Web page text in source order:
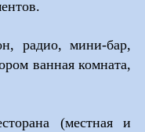
радио, мини-бар,
ванная комната,
(местная и